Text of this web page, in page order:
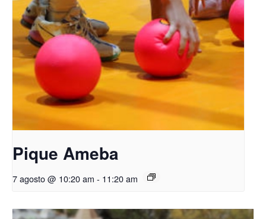
Pique Ameba
7 agosto @ 10:20 am - 11:20 am